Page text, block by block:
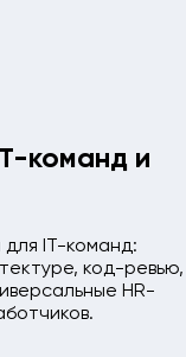
команд и
IT-команд:
код-ревью,
HR-